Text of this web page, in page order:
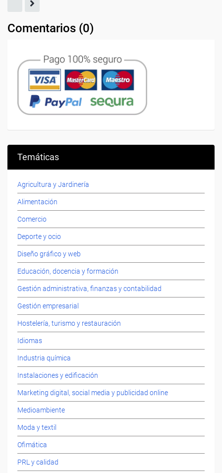
Comentarios (0)
Temáticas
Agricultura y Jardinería
Alimentación
Comercio
Deporte y ocio
Diseño gráfico y web
Educación, docencia y formación
Gestión administrativa, finanzas y contabilidad
Gestión empresarial
Hostelería, turismo y restauración
Idiomas
Industria química
Instalaciones y edificación
Marketing digital, social media y publicidad online
Medioambiente
Moda y textil
Ofimática
PRL y calidad